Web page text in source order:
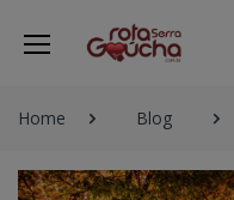
Home Blog